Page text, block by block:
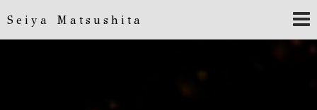
Seiya Matsushita
Seiya Matsushita